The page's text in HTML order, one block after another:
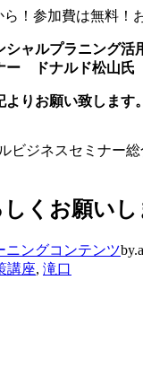
！参加費は無料！
シャルプラニング活
ー ドナルド松山氏
りお願い致します。
ビジネスセミナー
くお願いし
ニングコンテンツ
講座, 滝口